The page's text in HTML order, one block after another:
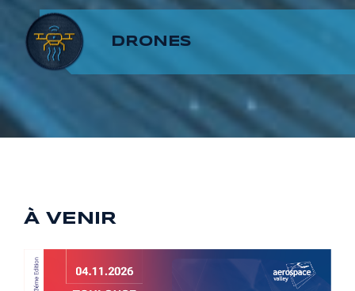
8
9
7
8
9
DRONES
À VENIR